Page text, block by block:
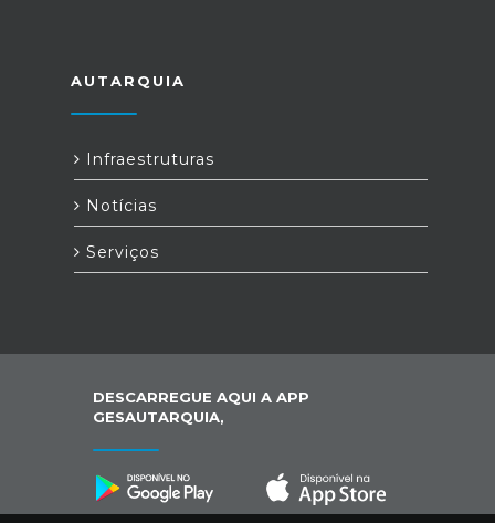
AUTARQUIA
Infraestruturas
Notícias
Serviços
DESCARREGUE AQUI A APP
GESAUTARQUIA,